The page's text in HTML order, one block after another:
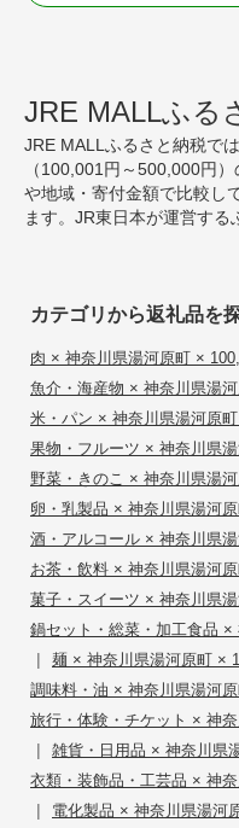
JRE MALLふる
JRE MALLふるさと納税で
（100,001円～500,000円
や地域・寄付金額で比較し
ます。JR東日本が運営する
カテゴリから返礼品を
肉 × 神奈川県湯河原町 ×
魚介・海産物 × 神奈川県湯
米・パン × 神奈川県湯河原
果物・フルーツ × 神奈川県
野菜・きのこ × 神奈川県湯
卵・乳製品 × 神奈川県湯河
酒・アルコール × 神奈川県
お茶・飲料 × 神奈川県湯河
菓子・スイーツ × 神奈川県
鍋セット・総菜・加工食品
| 麺 × 神奈川県湯河原町 ×
調味料・油 × 神奈川県湯河
旅行・体験・チケット × 神
| 雑貨・日用品 × 神奈川県
衣類・装飾品・工芸品 × 神
| 電化製品 × 神奈川県湯河